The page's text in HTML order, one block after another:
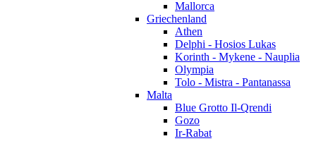
Mallorca
Griechenland
Athen
Delphi - Hosios Lukas
Korinth - Mykene - Nauplia
Olympia
Tolo - Mistra - Pantanassa
Malta
Blue Grotto Il-Qrendi
Gozo
Ir-Rabat